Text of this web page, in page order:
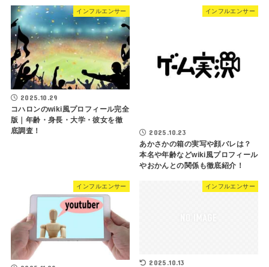
インフルエンサー
2025.10.29
コハロンのwiki風プロフィール完全
版｜年齢・身長・大学・彼女を徹
底調査！
インフルエンサー
2025.10.23
あかさかの箱の実写や顔バレは？
本名や年齢などwiki風プロフィール
やおかんとの関係も徹底紹介！
インフルエンサー インフルエンサー
2025.10.13